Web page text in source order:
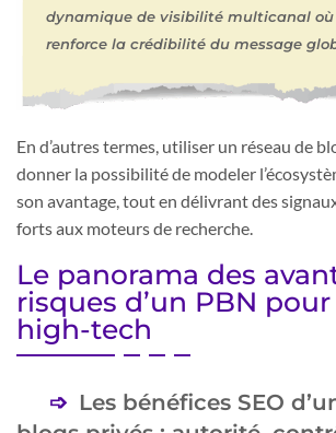
dynamique de visibilité multicanal
renforce la crédibilité du message
En d’autres termes, utiliser un réseau de
donner la possibilité de modeler
son avantage, tout en délivrant des
forts aux moteurs de recherche.
Le panorama des
risques d’un PBN
high-tech
Les bénéfices SEO